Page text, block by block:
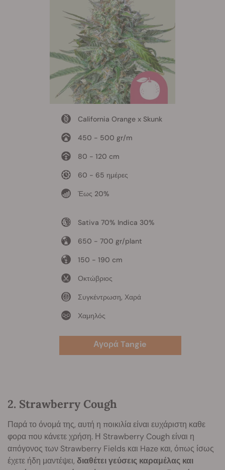
California Orange x Skunk
450 - 500 gr/m
80 - 120 cm
60 - 65 ημέρες
Έως 20%
Sativa 70% Indica 30%
650 - 700 gr/plant
150 - 190 cm
Οκτώβριος
Συγκέντρωση, Χαρά
Χαμηλός
Αγορά Tangie
2. Strawberry Cough
Παρά το όνομά της, αυτή η ποικιλία είναι ευχάριστη καθε
φορα που κάνετε χρήση. Η Strawberry Cough είναι η
απόγονος των Strawberry Fields και Haze και, όπως ίσως
έχετε ήδη μαντέψει, διαθέτει γεύσεις καραμέλας και